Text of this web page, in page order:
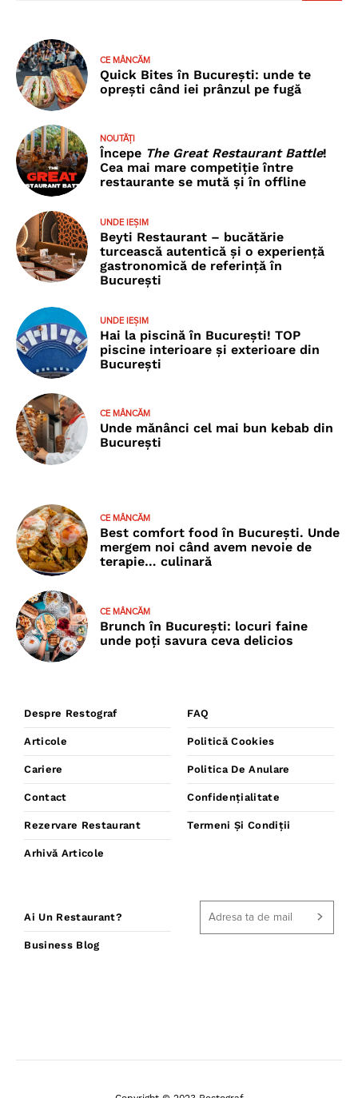
CE MÂNCĂM
Quick Bites în București: unde te
oprești când iei prânzul pe fugă
NOUTĂȚI
Începe The Great Restaurant Battle!
Cea mai mare competiție între
restaurante se mută și în offline
UNDE IEȘIM
Beyti Restaurant – bucătărie
turcească autentică și o experiență
gastronomică de referință în
București
UNDE IEȘIM
Hai la piscină în București! TOP
piscine interioare și exterioare din
București
CE MÂNCĂM
Unde mănânci cel mai bun kebab din
București
CE MÂNCĂM
Best comfort food în București. Unde
mergem noi când avem nevoie de
terapie… culinară
CE MÂNCĂM
Brunch în București: locuri faine
unde poţi savura ceva delicios
Despre Restograf
Articole
Cariere
Contact
Rezervare Restaurant
Arhivă Articole
FAQ
Politică Cookies
Politica De Anulare
Confidențialitate
Termeni Și Condiții
Ai Un Restaurant?
Business Blog